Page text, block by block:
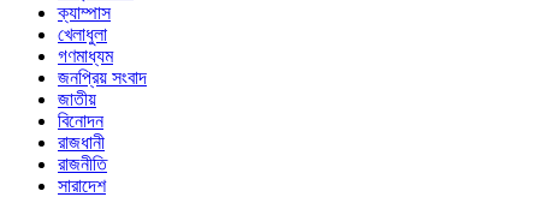
ক্যাম্পাস
খেলাধুলা
গণমাধ্যম
জনপ্রিয় সংবাদ
জাতীয়
বিনোদন
রাজধানী
রাজনীতি
সারাদেশ